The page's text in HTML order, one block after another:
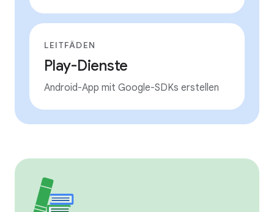
LEITFÄDEN
Play-Dienste
Android-App mit Google-SDKs erstellen